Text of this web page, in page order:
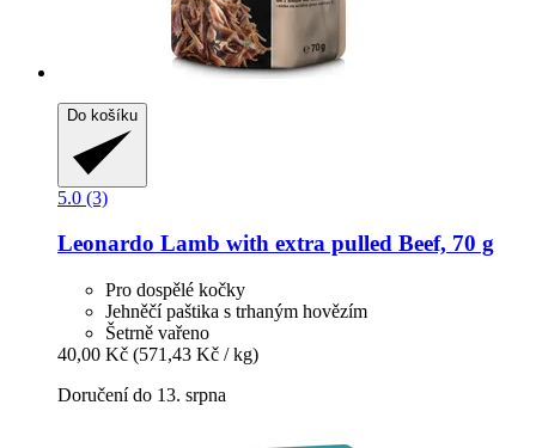
Do košíku
5.0 (3)
Leonardo Lamb with extra pulled Beef, 70 g
Pro dospělé kočky
Jehněčí paštika s trhaným hovězím
Šetrně vařeno
40,00 Kč (571,43 Kč / kg)
Doručení do 13. srpna